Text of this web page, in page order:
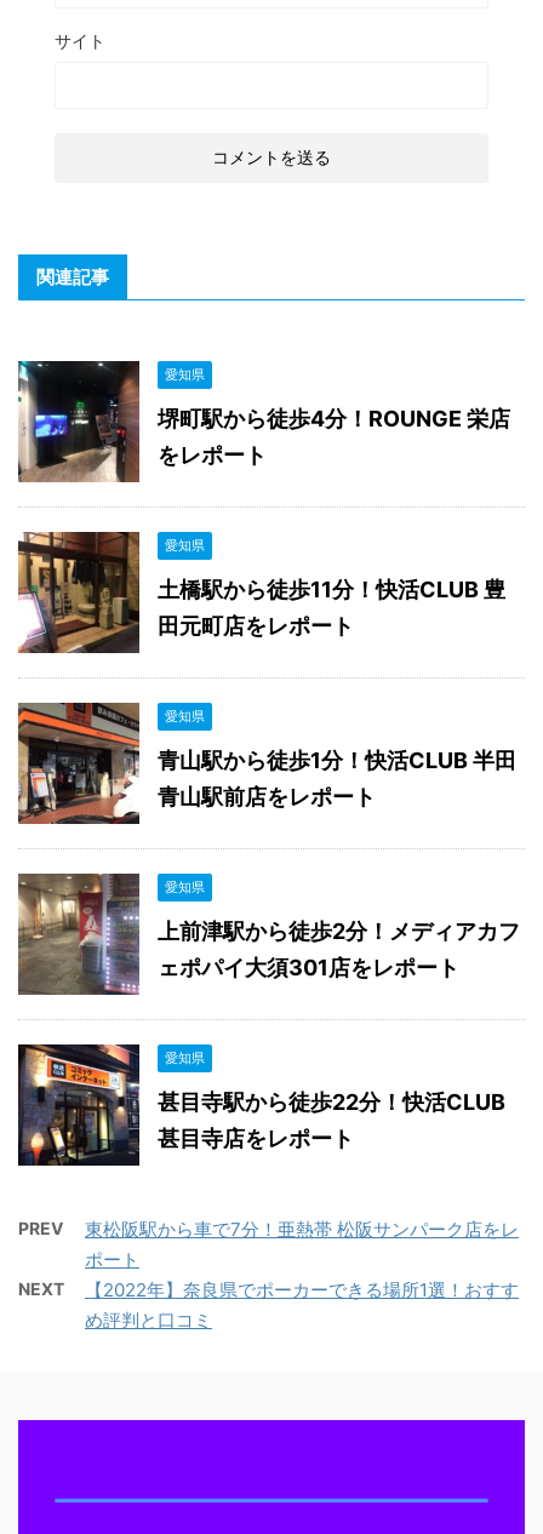
サイト
関連記事
愛知県
堺町駅から徒歩4分！ROUNGE 栄店
をレポート
愛知県
土橋駅から徒歩11分！快活CLUB 豊
田元町店をレポート
愛知県
青山駅から徒歩1分！快活CLUB 半田
青山駅前店をレポート
愛知県
上前津駅から徒歩2分！メディアカフ
ェポパイ大須301店をレポート
愛知県
甚目寺駅から徒歩22分！快活CLUB
甚目寺店をレポート
PREV
東松阪駅から車で7分！亜熱帯 松阪サンパーク店をレ
ポート
NEXT
【2022年】奈良県でポーカーできる場所1選！おすす
め評判と口コミ